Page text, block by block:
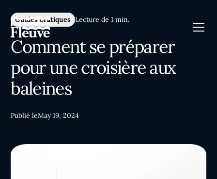
Guides pratiques Lecture de 1 min.
Comment se préparer
pour une croisière aux
baleines
Publié leMay 19, 2024